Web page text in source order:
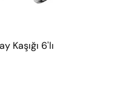
Kaşığı 6'lı